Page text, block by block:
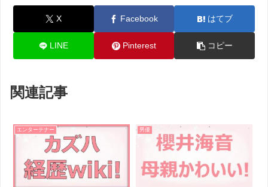
X Facebook はてブ
LINE Pinterest コピー
関連記事
エンターテナー 男優